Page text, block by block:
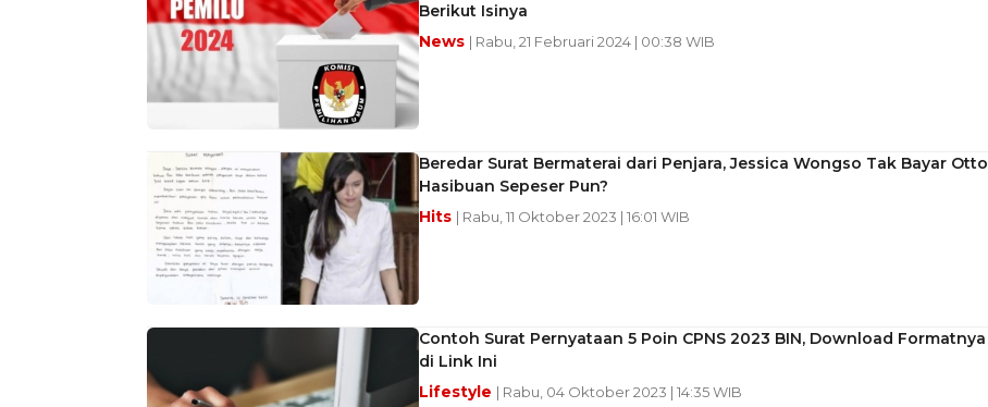
Berikut Isinya
News | Rabu, 21 Februari 2024 | 00:38 WIB
Beredar Surat Bermaterai dari Penjara, Jessica Wongso Tak Bayar Otto
Hasibuan Sepeser Pun?
Hits | Rabu, 11 Oktober 2023 | 16:01 WIB
Contoh Surat Pernyataan 5 Poin CPNS 2023 BIN, Download Formatnya
di Link Ini
Lifestyle | Rabu, 04 Oktober 2023 | 14:35 WIB